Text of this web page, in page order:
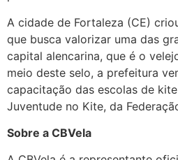
A cidade de Fortaleza (CE)
que busca valorizar uma das
capital alencarina, que é o
meio deste selo, a prefeitura
capacitação das escolas de
Juventude no Kite, da
Sobre a CBVela